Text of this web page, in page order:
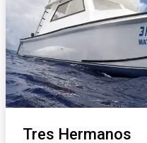
Tres Hermanos